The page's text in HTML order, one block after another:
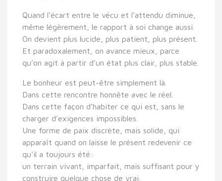
Quand l’écart entre le vécu et l’attendu diminue,
même légèrement, le rapport à soi change aussi.
On devient plus lucide, plus patient, plus présent.
Et paradoxalement, on avance mieux, parce
qu’on agit à partir d’un état plus clair, plus stable.
Le bonheur est peut-être simplement là.
Dans cette rencontre honnête avec le réel.
Dans cette façon d’habiter ce qui est, sans le
charger d’exigences impossibles.
Une forme de paix discrète, mais solide, qui
apparaît quand on laisse le présent redevenir ce
qu'il a toujours été:
un terrain vivant, imparfait, mais suffisant pour y
construire quelque chose de vrai.